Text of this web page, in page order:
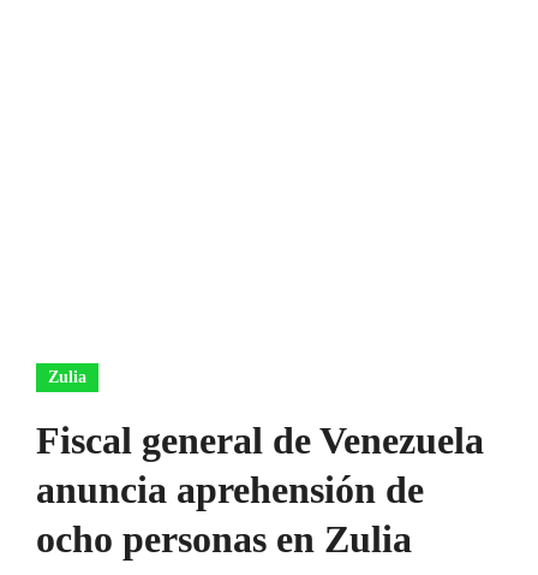
Zulia
Fiscal general de Venezuela
anuncia aprehensión de
ocho personas en Zulia